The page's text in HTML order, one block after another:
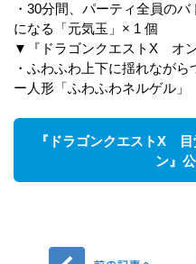
・30分間、パーティ全員の
になる「元気玉」× 1 個
▼『ドラゴンクエストX オ
・ふわふわ上下に揺れなが
ー人形「ふわふわネルゲル」
『ドラゴンクエストX
ン』